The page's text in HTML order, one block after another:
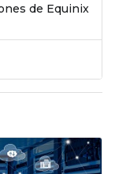
de Equinix